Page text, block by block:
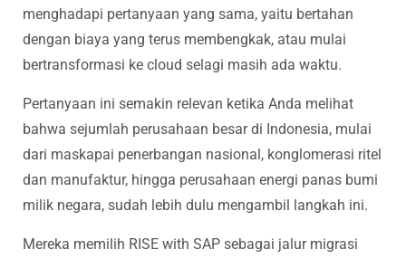
menghadapi pertanyaan yang sama, yaitu bertahan
dengan biaya yang terus membengkak, atau mulai
bertransformasi ke cloud selagi masih ada waktu.
Pertanyaan ini semakin relevan ketika Anda melihat
bahwa sejumlah perusahaan besar di Indonesia, mulai
dari maskapai penerbangan nasional, konglomerasi ritel
dan manufaktur, hingga perusahaan energi panas bumi
milik negara, sudah lebih dulu mengambil langkah ini.
Mereka memilih RISE with SAP sebagai jalur migrasi